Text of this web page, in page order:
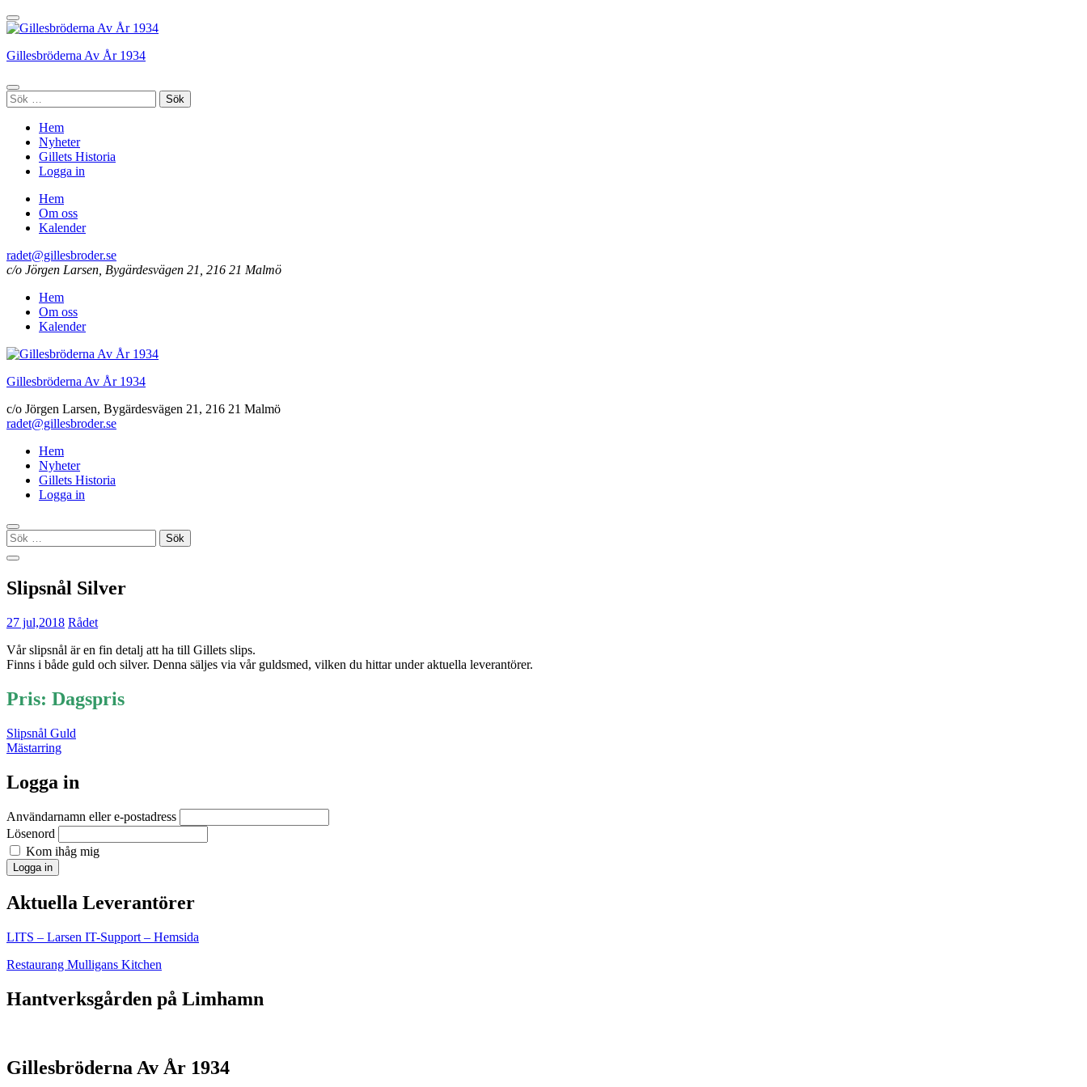
Hoppa
till
(tryck
Gillesbröderna Av År 1934
Sök
efter:
Hem
Nyheter
Gillets Historia
Logga in
Hem
Om oss
Kalender
radet@gillesbroder.se
c/o Jörgen Larsen, Bygärdesvägen 21, 216 21 Malmö
Hem
Om oss
Kalender
Gillesbröderna Av År 1934
c/o Jörgen Larsen, Bygärdesvägen 21, 216 21 Malmö
radet@gillesbroder.se
Hem
Nyheter
Gillets Historia
Logga in
Sök
efter:
Slipsnål Silver
27 jul,2018 Rådet
Vår slipsnål är en fin detalj att ha till Gillets slips.
Finns i både guld och silver. Denna säljes via vår guldsmed, vilken du hittar under aktuella leverantörer.
Pris: Dagspris
Inläggsnavigering
Slipsnål Guld
Mästarring
Logga in
Användarnamn eller e-postadress
Lösenord
Kom ihåg mig
Logga in
Aktuella Leverantörer
LITS – Larsen IT-Support – Hemsida
Restaurang Mulligans Kitchen
Hantverksgården på Limhamn
Gillesbröderna Av År 1934